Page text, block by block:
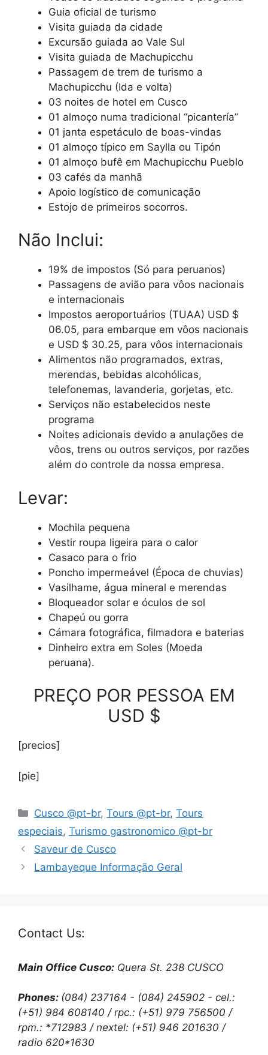
Guia oficial de turismo
Visita guiada da cidade
Excursão guiada ao Vale Sul
Visita guiada de Machupicchu
Passagem de trem de turismo a
Machupicchu (Ida e volta)
03 noites de hotel em Cusco
01 almoço numa tradicional “picantería”
01 janta espetáculo de boas-vindas
01 almoço típico em Saylla ou Tipón
01 almoço bufê em Machupicchu Pueblo
03 cafés da manhã
Apoio logístico de comunicação
Estojo de primeiros socorros.
Não Inclui:
19% de impostos (Só para peruanos)
Passagens de avião para vôos nacionais
e internacionais
Impostos aeroportuários (TUAA) USD $
06.05, para embarque em vôos nacionais
e USD $ 30.25, para vôos internacionais
Alimentos não programados, extras,
merendas, bebidas alcohólicas,
telefonemas, lavanderia, gorjetas, etc.
Serviços não estabelecidos neste
programa
Noites adicionais devido a anulações de
vôos, trens ou outros serviços, por razões
além do controle da nossa empresa.
Levar:
Mochila pequena
Vestir roupa ligeira para o calor
Casaco para o frio
Poncho impermeável (Época de chuvias)
Vasilhame, água mineral e merendas
Bloqueador solar e óculos de sol
Chapeú ou gorra
Cámara fotográfica, filmadora e baterias
Dinheiro extra em Soles (Moeda
peruana).
PREÇO POR PESSOA EM
USD $
[precios]
[pie]
Cusco @pt-br,Tours @pt-br,Tours
especiais, Turismo gastronomico @pt-br
Saveur de Cusco
Lambayeque Informação Geral
Contact Us:
Main Office Cusco: Quera St. 238 CUSCO
Phones: (084) 237164 - (084) 245902 - cel.:
(+51) 984 608140 / rpc.: (+51) 979 756500 /
rpm.: *712983 / nextel: (+51) 946 201630 /
radio 620*1630